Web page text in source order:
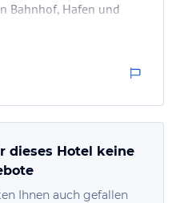
Bahnhof, Hafen und
dieses Hotel keine
Ihnen auch gefallen